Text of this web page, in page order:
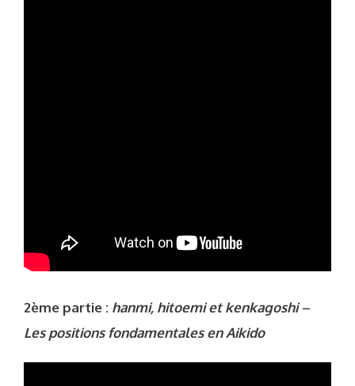
2ème partie : hanmi, hitoemi et kenkagoshi –
Les positions fondamentales en Aikido